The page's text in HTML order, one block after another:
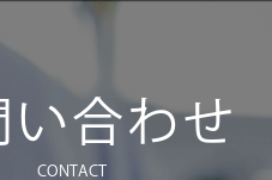
い合わせ
CONTACT